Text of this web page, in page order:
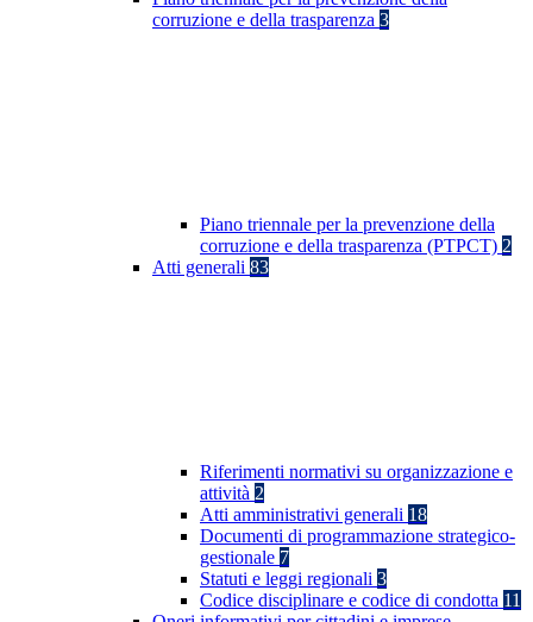
corruzione e della trasparenza 3
Piano triennale per la prevenzione della
corruzione e della trasparenza (PTPCT) 2
Atti generali 83
Riferimenti normativi su organizzazione e
attività 2
Atti amministrativi generali 18
Documenti di programmazione strategico-
gestionale 7
Statuti e leggi regionali 3
Codice disciplinare e codice di condotta 11